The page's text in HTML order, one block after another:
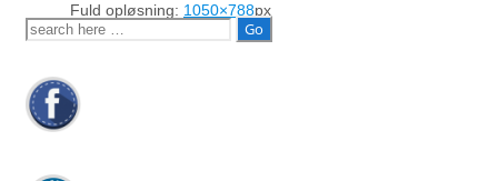
Fuld opløsning: 1050×788px
Søg